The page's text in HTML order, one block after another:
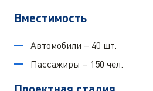
Вместимость
Автомобили – 40 шт.
Пассажиры – 150 чел.